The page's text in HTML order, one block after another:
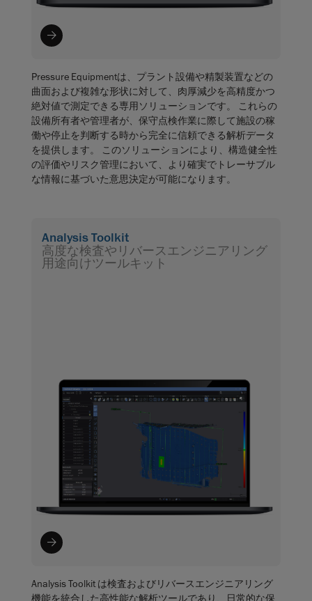
Pressure Equipmentは、プラント設備や精製装置などの
曲面および複雑な形状に対して、肉厚減少を高精度かつ
絶対値で測定できる専用ソリューションです。 これらの
設備所有者や管理者が、保守点検作業に際して施設の稼
働や停止を判断する時から完全に信頼できる解析データ
を提供します。 このソリューションにより、構造健全性
の評価やリスク管理において、より確実でトレーサブル
な情報に基づいた意思決定が可能になります。
Analysis Toolkit
高度な検査やリバースエンジニアリング
用途向けツールキット
Analysis Toolkit は検査およびリバースエンジニアリング